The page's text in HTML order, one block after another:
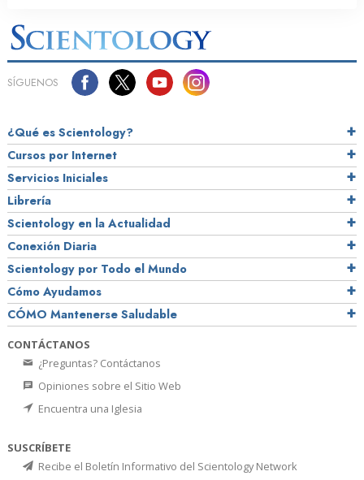
SÍGUENOS
¿Qué es Scientology?
Cursos por Internet
Servicios Iniciales
Librería
Scientology en la Actualidad
Conexión Diaria
Scientology por Todo el Mundo
Cómo Ayudamos
CÓMO Mantenerse Saludable
CONTÁCTANOS
¿Preguntas? Contáctanos
Opiniones sobre el Sitio Web
Encuentra una Iglesia
SUSCRÍBETE
Recibe el Boletín Informativo del Scientology Network